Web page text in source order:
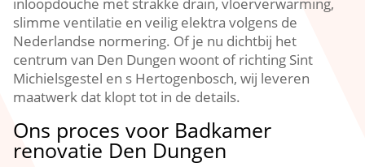
slimme ventilatie en veilig elektra volgens de
Nederlandse normering.​ Of je nu dichtbij het
centrum van Den Dungen woont of richting Sint
Michielsgestel en s Hertogenbosch, wij leveren
maatwerk dat klopt tot in de details.​
Ons proces voor Badkamer
renovatie Den Dungen